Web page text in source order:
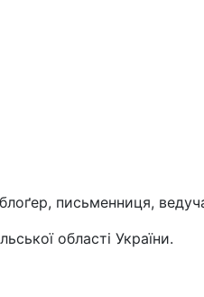
письменниця,
області України.